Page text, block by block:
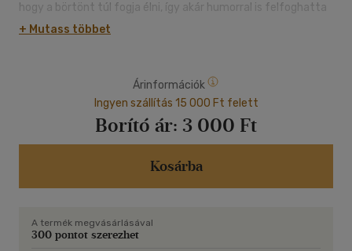
hogy a börtönt túl fogja élni, így akár humorral is felfoghatta
az éppen aktuális sorsát. Itt viszont azt tudta, hogy nincs
visszaút. Hogy éppen örök (és megrögzött) optimizmusának
ez a szöveg bizonyítja. Önmagához maradt hű, amikor a közeli
halál tudatának és a rengeteg szenvedésnek fittyet hányva,
állapotához, "Leukémia kisasszonyhoz" és egész
környezetéhez humorral és iróniával viszonyulva megírta ezt
a betegségkrónikát.
technikusa, postása lehettem. Nem akármilyen ajándék.
Gyakran általa tudtam meg, hogy vagyok. Nem, nem voltam
+ Mutass többet
Árinformációk
Ingyen szállítás 15 000 Ft felett
Borító ár: 3 000 Ft
Kosárba
A termék megvásárlásával
300 pontot szerezhet